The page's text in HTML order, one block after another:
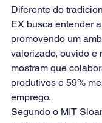
Diferente do
EX busca entender a
promovendo um
valorizado, ouvido e
mostram que
produtivos e 59%
emprego.
Segundo o MIT